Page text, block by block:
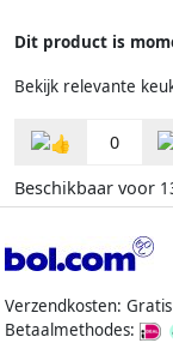
Dit product is
Bekijk relevante
0
Beschikbaar voor
Verzendkosten:
Betaalmethodes: